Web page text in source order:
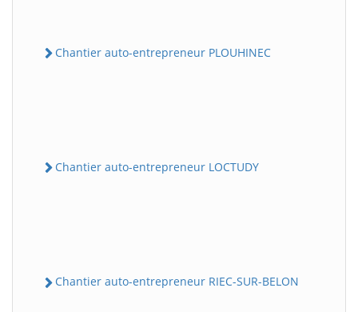
Chantier auto-entrepreneur PLOUHINEC
Chantier auto-entrepreneur LOCTUDY
Chantier auto-entrepreneur RIEC-SUR-BELON